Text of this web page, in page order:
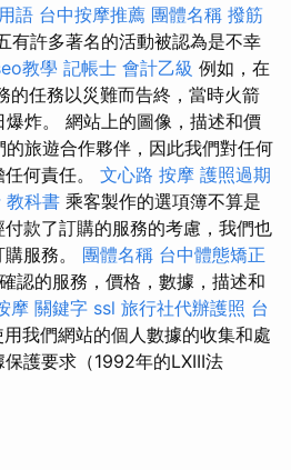
語 台中按摩推薦 團體名稱 撥筋
有許多著名的活動被認為是不幸
教學 記帳士 會計乙級 例如，在
的任務以災難而告終，當時火箭
炸。 網站上的圖像，描述和價
旅遊合作夥伴，因此我們對任何
何責任。 文心路 按摩 護照過期
教科書 乘客製作的選項簿不算是
款了訂購的服務的考慮，我們也
服務。 團體名稱 台中體態矯正
認的服務，價格，數據，描述和
摩 關鍵字 ssl 旅行社代辦護照 台
我們網站的個人數據的收集和處
護要求（1992年的LXIII法